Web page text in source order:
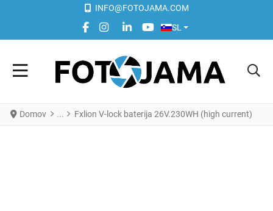
INFO@FOTOJAMA.COM
FACEBOOK SOCIAL LINK
INSTAGRAM SOCIAL LINK
LINKEDIN SOCIAL LINK
YOUTUBE SOCIAL LINK
IZBERITE VAŠ JEZIK
SL
Domov Fxlion V-lock baterija 26V.230WH (high current)